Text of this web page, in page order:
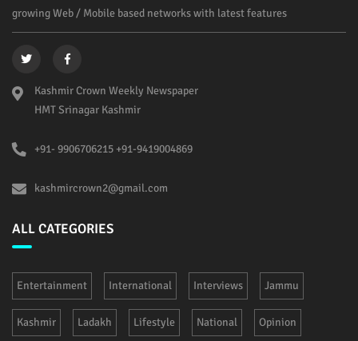
growing Web / Mobile based networks with latest features
Kashmir Crown Weekly Newspaper
HMT Srinagar Kashmir
+91- 9906706215 +91-9419004869
kashmircrown2@gmail.com
ALL CATEGORIES
Entertainment International Interviews Jammu
Kashmir Ladakh Lifestyle National Opinion